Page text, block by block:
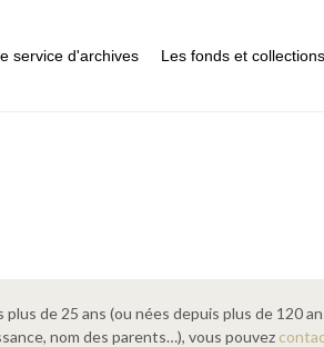
service d'archives Les fonds et collections
de 25 ans (ou nées depuis plus de 120
nom des parents…), vous pouvez